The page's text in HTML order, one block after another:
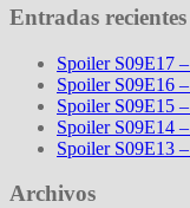
Entradas recientes
Spoiler S09E17
Spoiler S09E16
Spoiler S09E15
Spoiler S09E14
Spoiler S09E13
Archivos